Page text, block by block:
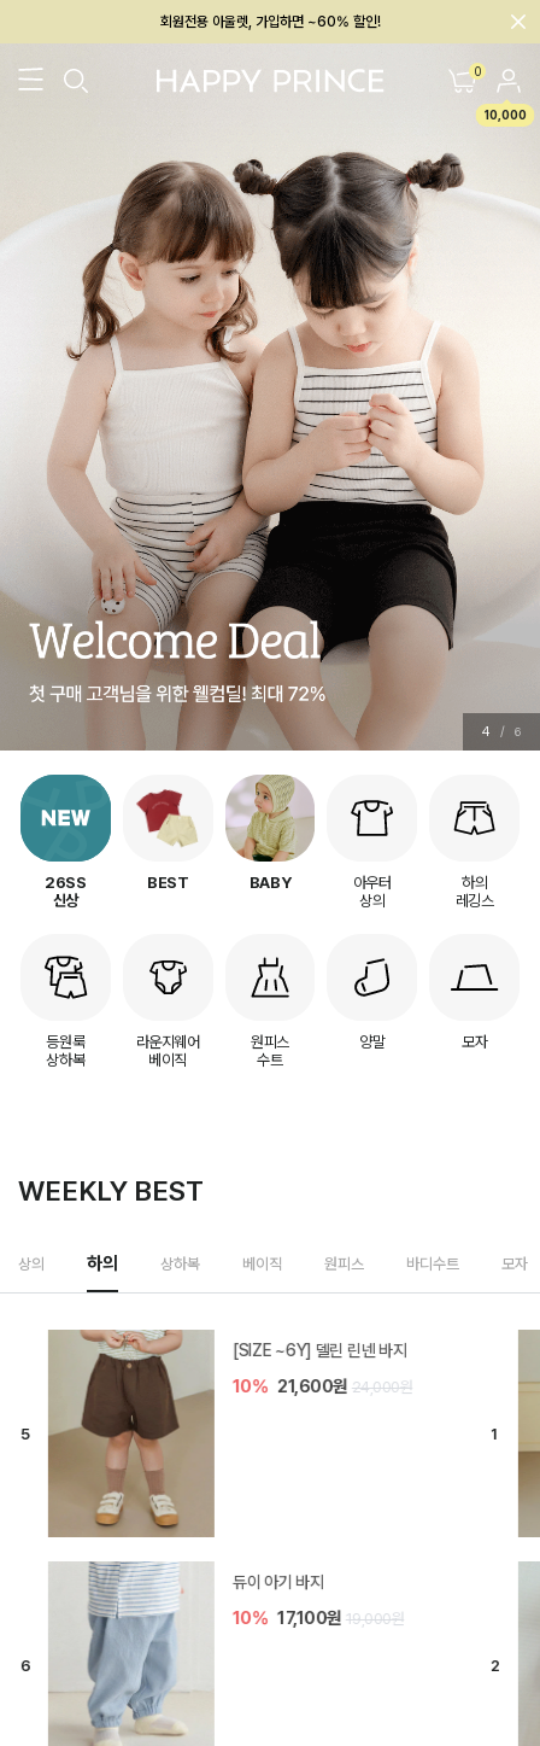
회원전용 아울렛, 가입하면 ~60% 할인!
0
10,000
5 / 6
26SS
신상
BEST BABY
아우터
상의
하의
레깅스
등원룩
상하복
라운지웨어
베이직
원피스
수트
양말 모자
WEEKLY BEST
상의 하의 상하복 베이직 원피스 바디수트 모자
[SIZE ~6Y] 델린 린넨 바지
10% 21,600원 24,000원
듀이 아기 바지
10% 17,100원 19,000원